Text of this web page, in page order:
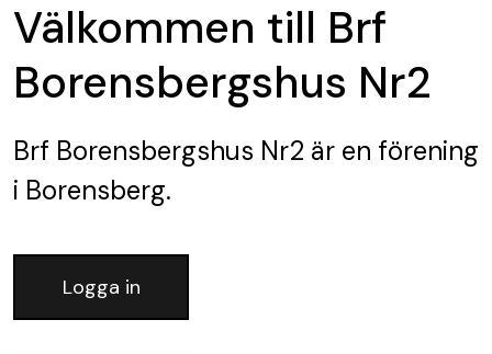
Välkommen till Brf
Borensbergshus Nr2
Brf Borensbergshus Nr2 är en förening
i Borensberg.
Logga in